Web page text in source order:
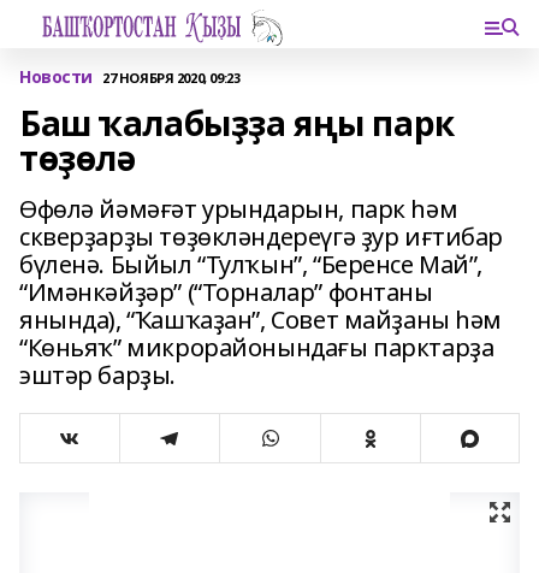
Новости 27 НОЯБРЯ 2020, 09:23
Баш ҡалабыҙҙа яңы парк
төҙөлә
Өфөлә йәмәғәт урындарын, парк һәм
скверҙарҙы төҙөкләндереүгә ҙур иғтибар
бүленә. Быйыл “Тулҡын”, “Беренсе Май”,
“Имәнкәйҙәр” (“Торналар” фонтаны
янында), “Ҡашҡаҙан”, Совет майҙаны һәм
“Көньяҡ” микрорайонындағы парктарҙа
эштәр барҙы.